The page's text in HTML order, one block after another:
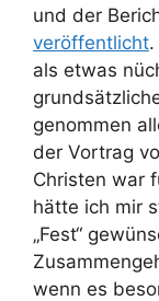
und der
veröffentlicht
als etwas
genommen
der Vortrag
Christen war
hätte ich mir
„Fest“
wenn es